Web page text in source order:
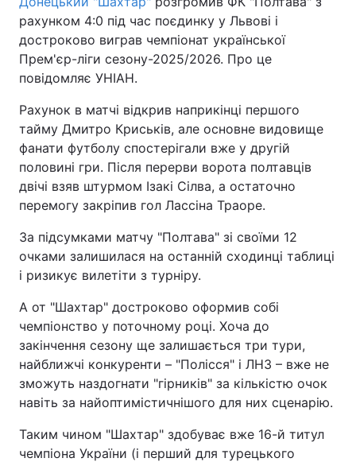
рахунком 4:0 під час поєдинку у Львові і
достроково виграв чемпіонат української
Прем'єр-ліги сезону-2025/2026. Про це
повідомляє УНІАН.
Рахунок в матчі відкрив наприкінці першого
тайму Дмитро Криськів, але основне видовище
фанати футболу спостерігали вже у другій
половині гри. Після перерви ворота полтавців
двічі взяв штурмом Ізакі Сілва, а остаточно
перемогу закріпив гол Лассіна Траоре.
За підсумками матчу "Полтава" зі своїми 12
очками залишилася на останній сходинці таблиці
і ризикує вилетіти з турніру.
А от "Шахтар" достроково оформив собі
чемпіонство у поточному році. Хоча до
закінчення сезону ще залишається три тури,
найближчі конкуренти – "Полісся" і ЛНЗ – вже не
зможуть наздогнати "гірників" за кількістю очок
навіть за найоптимістичнішого для них сценарію.
Таким чином "Шахтар" здобуває вже 16-й титул
чемпіона України (і перший для турецького